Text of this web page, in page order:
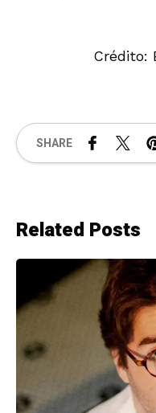
Crédito:
SHARE
Related Posts